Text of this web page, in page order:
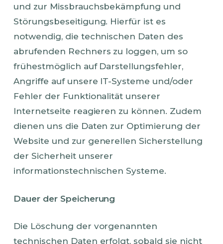
und zur Missbrauchsbekämpfung und
Störungsbeseitigung. Hierfür ist es
notwendig, die technischen Daten des
abrufenden Rechners zu loggen, um so
frühestmöglich auf Darstellungsfehler,
Angriffe auf unsere IT-Systeme und/oder
Fehler der Funktionalität unserer
Internetseite reagieren zu können. Zudem
dienen uns die Daten zur Optimierung der
Website und zur generellen Sicherstellung
der Sicherheit unserer
informationstechnischen Systeme.
Dauer der Speicherung
Die Löschung der vorgenannten
technischen Daten erfolgt, sobald sie nicht